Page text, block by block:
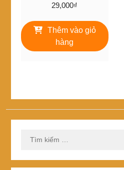
29,000₫
Thêm vào giỏ
hàng
kiếm